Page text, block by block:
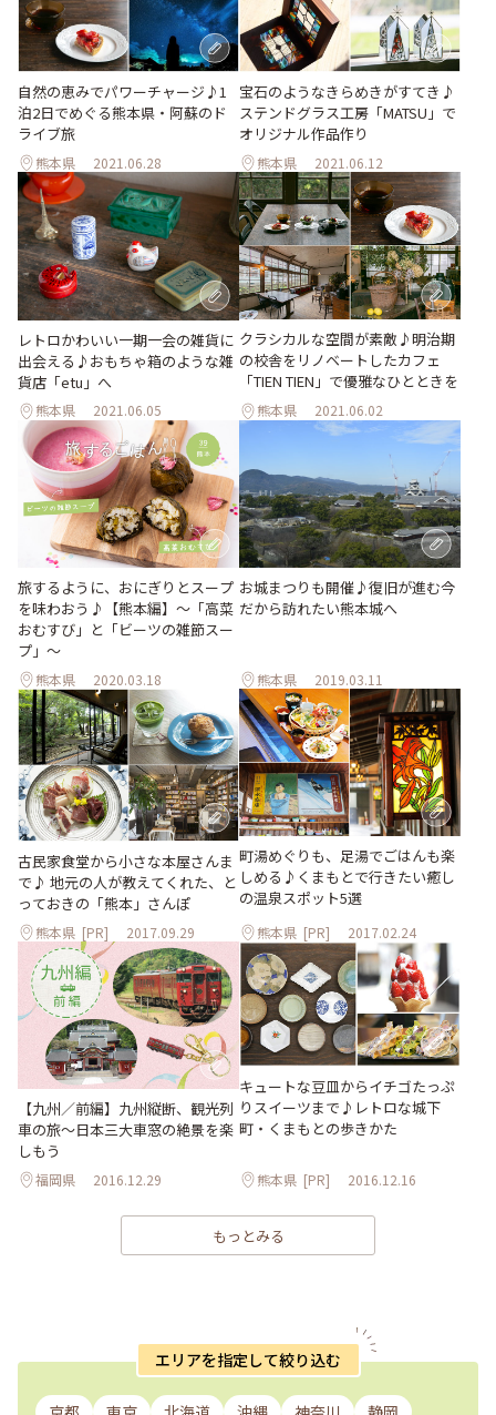
自然の恵みでパワーチャージ♪1
泊2日でめぐる熊本県・阿蘇のド
ライブ旅
熊本県 2021.06.28
宝石のようなきらめきがすてき♪
ステンドグラス工房「MATSU」で
オリジナル作品作り
熊本県 2021.06.12
レトロかわいい一期一会の雑貨に
出会える♪おもちゃ箱のような雑
貨店「etu」へ
熊本県 2021.06.05
クラシカルな空間が素敵♪明治期
の校舎をリノベートしたカフェ
「TIEN TIEN」で優雅なひとときを
熊本県 2021.06.02
旅するように、おにぎりとスープ
を味わおう♪【熊本編】〜「高菜
おむすび」と「ビーツの雑節スー
プ」〜
熊本県 2020.03.18
お城まつりも開催♪復旧が進む今
だから訪れたい熊本城へ
熊本県 2019.03.11
古民家食堂から小さな本屋さんま
で♪ 地元の人が教えてくれた、と
っておきの「熊本」さんぽ
熊本県 [PR] 2017.09.29
町湯めぐりも、足湯でごはんも楽
しめる♪くまもとで行きたい癒し
の温泉スポット5選
熊本県 [PR] 2017.02.24
【九州／前編】九州縦断、観光列
車の旅～日本三大車窓の絶景を楽
しもう
福岡県 2016.12.29
キュートな豆皿からイチゴたっぷ
りスイーツまで♪レトロな城下
町・くまもとの歩きかた
熊本県 [PR] 2016.12.16
もっとみる
エリアを指定して絞り込む